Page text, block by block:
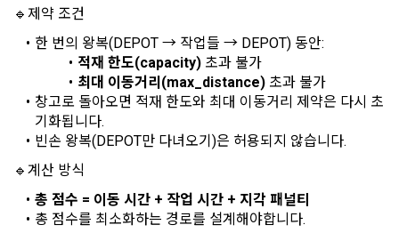
닫기 재발송
확인
한 신청으로 간주한다.
3. 제2항 신청에 있어 "회사"는 "회원"의 종류에 따라 전문기관을
통한 실명확인 및 본인인증을 요청할 수 있다. "회원"은 본인인
증에 필요한 이름, 생년월일, 연락처 등을 제공하여야 한다.
4. 페이스북 등 외부서비스와의 연동을 통해 이용계약을 신청할
경우, 본 약관과 개인정보취급방침, 서비스 제공을 위해 “회
사”가 “회원”의 외부 서비스 계정 정보 접근 및 활용에 “동의” 또
는 “확인”버튼을 누르면 “회사”가 웹 상의 안내 및 전자메일로
“회원”에게 통지함으로써 이용계약이 성립된다.
5. “회원”은 이용계약 성립 후, 당사의 동의 없이 임의로 회원 ID
를 변경할 수 없다.
6) 서비스 이용과정이나 사업처리 과정에서 자동 수집되는 항목
IP Address, 쿠키, 방문일시, 서비스 이용 기록, 불량 이용 기록,
광고 ID, 접속 환경
나. 개인정보 수집방법
1) 회원가입 및 서비스 이용 과정에서 이용자가 개인정보 수집
를 수집
🔹 제약 조건
한 번의 왕복(DEPOT → 작업들 → DEPOT) 동안:
적재 한도(capacity) 초과 불가
최대 이동거리(max_distance) 초과 불가
창고로 돌아오면 적재 한도와 최대 이동거리 제약은 다시 초
기화됩니다.
빈손 왕복(DEPOT만 다녀오기)은 허용되지 않습니다.
🔹계산 방식
총 점수 = 이동 시간 + 작업 시간 + 지각 패널티
총 점수를 최소화하는 경로를 설계해야합니다.